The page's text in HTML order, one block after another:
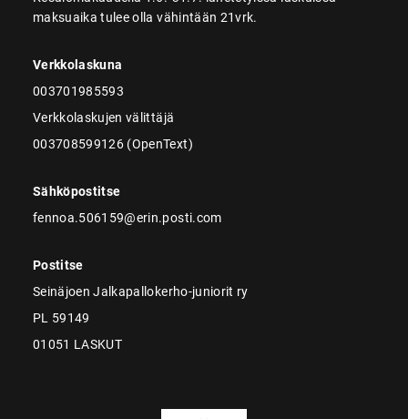
maksuaika tulee olla vähintään 21vrk.
Verkkolaskuna
003701985593
Verkkolaskujen välittäjä
003708599126 (OpenText)
Sähköpostitse
fennoa.506159@erin.posti.com
Postitse
Seinäjoen Jalkapallokerho-juniorit ry
PL 59149
01051 LASKUT